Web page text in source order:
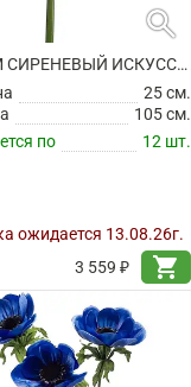
search
АЛЛИУМ СИРЕНЕВЫЙ ИСКУССТВЕННЫЙ
25 см.
105 см.
по
12 шт.
ожидается 13.08.26г.
3 559 ₽
shopping_cart